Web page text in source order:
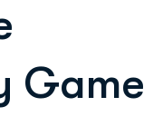
Game